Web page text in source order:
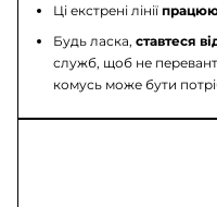
Ці екстрені лінії
Будь ласка,ставтеся
служб, щоб не
комусь може бути